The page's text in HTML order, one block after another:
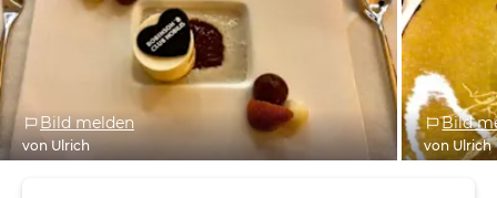
Bild melden
von Ulrich
Bild
von Ulrich